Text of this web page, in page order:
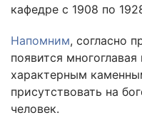
кафедре с 1908 по
Напомним, согласно
появится
характерным
присутствовать на
человек.